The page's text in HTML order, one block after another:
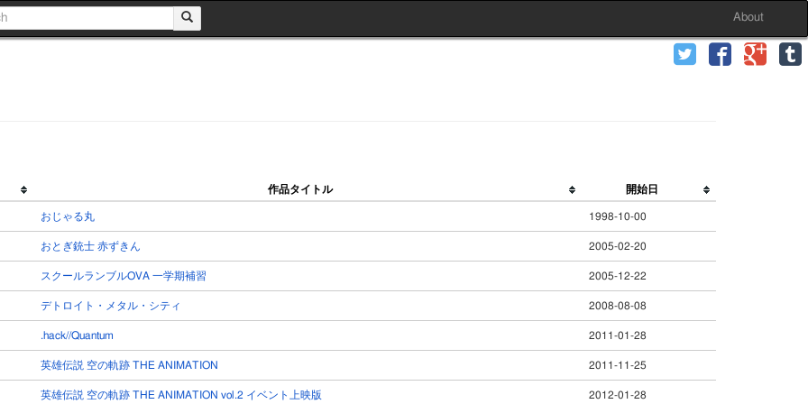
About
作品タイトル 開始日
おじゃる丸 1998-10-00
おとぎ銃士 赤ずきん 2005-02-20
スクールランブルOVA 一学期補習 2005-12-22
デトロイト・メタル・シティ 2008-08-08
.hack//Quantum 2011-01-28
英雄伝説 空の軌跡 THE ANIMATION 2011-11-25
英雄伝説 空の軌跡 THE ANIMATION vol.2 イベント上映版 2012-01-28